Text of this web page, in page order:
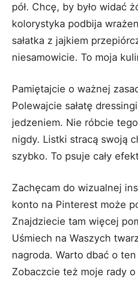
pół. Chcę, by było widać
kolorystyka podbija
sałatka z jajkiem
niesamowicie. To moja
Pamiętajcie o ważnej
Polewajcie sałatę
jedzeniem. Nie róbcie
nigdy. Listki stracą swoją
szybko. To psuje cały
Zachęcam do wizualnej
konto na Pinterest może
Znajdziecie tam więcej
Uśmiech na Waszych
nagroda. Warto dbać o
Zobaczcie też moje rady o